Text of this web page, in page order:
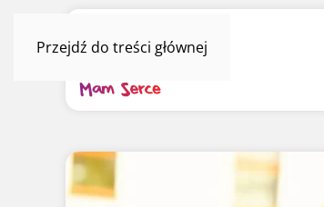
Przejdź do treści głównej